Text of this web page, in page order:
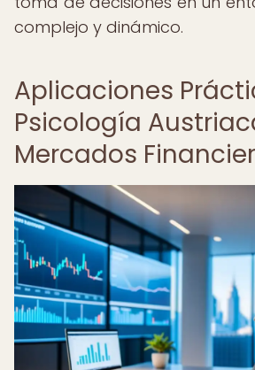
complejo y dinámico.
Aplicaciones
Psicología
Mercados